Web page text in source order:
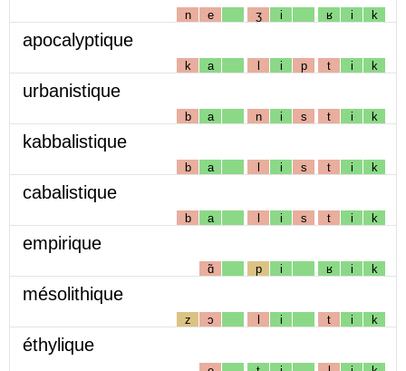
n e ʒ i ʁ i k
apocalyptique
k a l i p t i k
urbanistique
b a n i s t i k
kabbalistique
b a l i s t i k
cabalistique
b a l i s t i k
empirique
ɑ̃ p i ʁ i k
mésolithique
z ɔ l i t i k
éthylique